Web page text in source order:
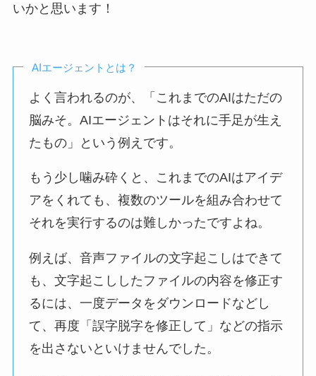
いかと思います！
AIエージェントとは？
よく言われるのが、「これまでのAIはただの
脳みそ。AIエージェントはそれに手足が生え
たもの」という例えです。
もう少し噛み砕くと、これまでのAIはアイデ
アをくれても、複数のツールを組み合わせて
それを実行するのは難しかったですよね。
例えば、音声ファイルの文字起こしはできて
も、文字起こししたファイルの内容を修正す
るには、一度データをダウンロードなどし
て、再度「誤字脱字を修正して」などの指示
を出さないといけませんでした。